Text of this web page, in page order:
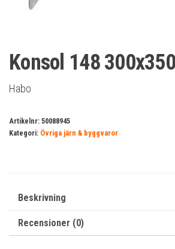
Konsol 148
Habo
Artikelnr: 50088945
Kategori: Övriga järn & byggvaror
Beskrivning
Recensioner (0)